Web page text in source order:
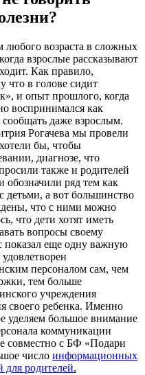
любого возраста в сложных
взрослые рассказывают
Как правило,
что в голове сидит
и опыт прошлого, когда
воспринимался как
даже взрослым.
Рогачева мы провели
бы, чтобы
диагнозе, что
также и родителей
обозначили ряд тем как
детьми, а вот большинство
что с ними можно
что дети хотят иметь
вопросы своему
показал еще одну важную
персоналом сам, чем
тем больше
учреждения
своего ребенка. Именно
уделяем большое внимание
коммуникации
совместно с БФ «Подари
число информационных
для родителей.